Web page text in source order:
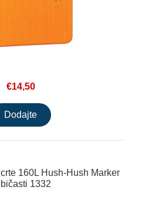
€14,50
160L Hush-Hush Marker
1332